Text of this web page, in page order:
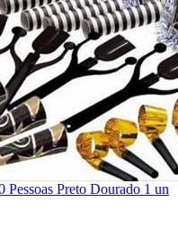
Preto Dourado 1 un